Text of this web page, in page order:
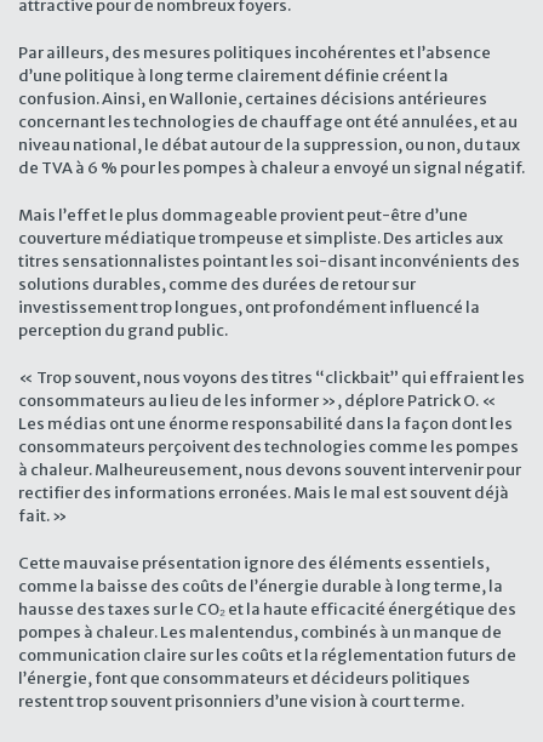
attractive pour de nombreux foyers.
Par ailleurs, des mesures politiques incohérentes et l’absence
d’une politique à long terme clairement définie créent la
confusion. Ainsi, en Wallonie, certaines décisions antérieures
concernant les technologies de chauffage ont été annulées, et au
niveau national, le débat autour de la suppression, ou non, du taux
de TVA à 6 % pour les pompes à chaleur a envoyé un signal négatif.
Mais l’effet le plus dommageable provient peut-être d’une
couverture médiatique trompeuse et simpliste. Des articles aux
titres sensationnalistes pointant les soi-disant inconvénients des
solutions durables, comme des durées de retour sur
investissement trop longues, ont profondément influencé la
perception du grand public.
« Trop souvent, nous voyons des titres “clickbait” qui effraient les
consommateurs au lieu de les informer », déplore Patrick O. «
Les médias ont une énorme responsabilité dans la façon dont les
consommateurs perçoivent des technologies comme les pompes
à chaleur. Malheureusement, nous devons souvent intervenir pour
rectifier des informations erronées. Mais le mal est souvent déjà
fait. »
Cette mauvaise présentation ignore des éléments essentiels,
comme la baisse des coûts de l’énergie durable à long terme, la
hausse des taxes sur le CO₂ et la haute efficacité énergétique des
pompes à chaleur. Les malentendus, combinés à un manque de
communication claire sur les coûts et la réglementation futurs de
l’énergie, font que consommateurs et décideurs politiques
restent trop souvent prisonniers d’une vision à court terme.